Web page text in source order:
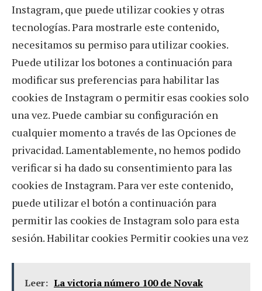
Instagram, que puede utilizar cookies y otras
tecnologías. Para mostrarle este contenido,
necesitamos su permiso para utilizar cookies.
Puede utilizar los botones a continuación para
modificar sus preferencias para habilitar las
cookies de Instagram o permitir esas cookies solo
una vez. Puede cambiar su configuración en
cualquier momento a través de las Opciones de
privacidad. Lamentablemente, no hemos podido
verificar si ha dado su consentimiento para las
cookies de Instagram. Para ver este contenido,
puede utilizar el botón a continuación para
permitir las cookies de Instagram solo para esta
sesión. Habilitar cookies Permitir cookies una vez
Leer: La victoria número 100 de Novak